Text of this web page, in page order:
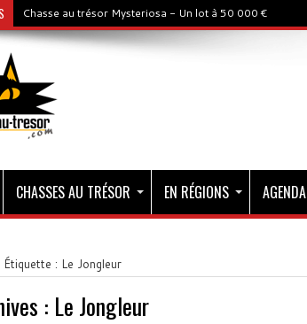
Chasse au trésor Mysteriosa - Un lot à 50 000 €
CHASSES AU TRÉSOR EN RÉGIONS AGENDA
Étiquette : Le Jongleur
: Le Jongleur